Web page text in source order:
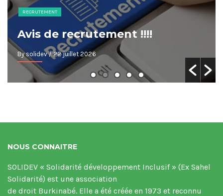
RECRUTEMENT
Avis de recrutement !!!!
By solidev/ 22 juillet 2026
NOUS CONNAITRE
SOLIDEV « Solidarité développement Inclusif » (Ex Sahel
Solidarité) est une association
de droit Burkinabé. Elle a été créée en 1973 et reconnu